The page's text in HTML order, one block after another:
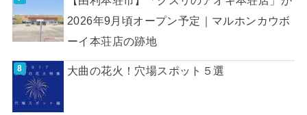
2026年9月頃オープン予定｜マルホンカウボ
ーイ本荘店の跡地
大曲の花火！穴場スポット５選